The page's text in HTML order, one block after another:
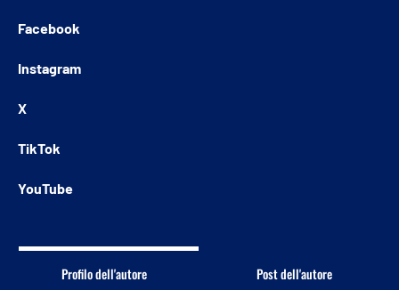
Facebook
Instagram
X
TikTok
YouTube
Profilo dell'autore Post dell'autore